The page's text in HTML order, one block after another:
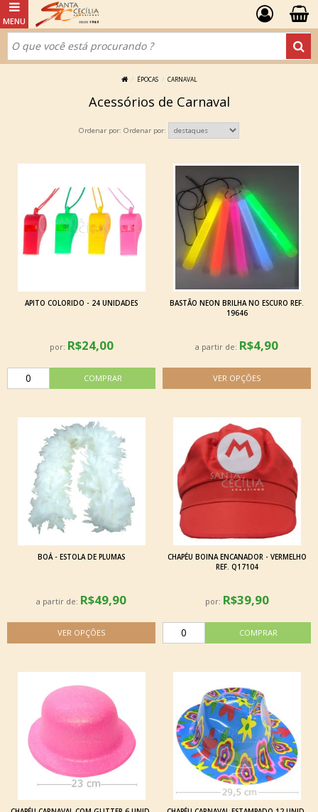
ÉPOCAS CARNAVAL
Acessórios de Carnaval
Ordenar por:
APITO COLORIDO - 24 UNIDADES
por: R$24,00
BASTÃO NEON BRILHA NO ESCURO REF.
19646
a partir de: R$4,90
BOÁ - ESTOLA DE PLUMAS
a partir de: R$49,90
CHAPÉU BOINA ENCANADOR - VERMELHO
REF. Q17104
por: R$39,90